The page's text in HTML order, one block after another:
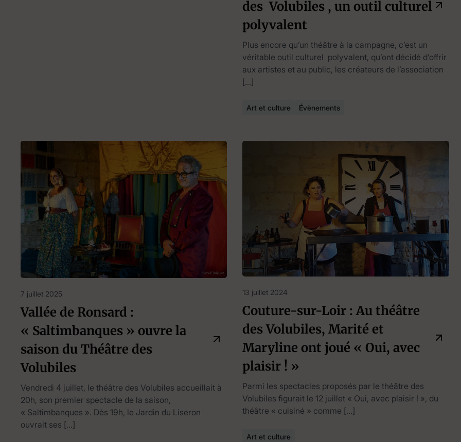
des Volubiles , un outil culturel
polyvalent
Plus encore qu’un théâtre à la campagne, c’est un
véritable outil culturel polyvalent, qu’ont décidé d’offrir
aux artistes et au public, les créateurs de l’association
[…]
Art et culture Évènements
7 juillet 2025
Vallée de Ronsard :
« Saltimbanques » ouvre la
saison du Théâtre des
Volubiles
Vendredi 4 juillet, le théâtre des Volubiles accueillait à
20h, son premier spectacle de la saison,
« Saltimbanques ». Dès 19h, le Jardin du Liseron
ouvrait ses […]
13 juillet 2024
Couture-sur-Loir : Au théâtre
des Volubiles, Marité et
Maryline ont joué « Oui, avec
plaisir ! »
Parmi les spectacles proposés par le théâtre des
Volubiles figurait le 12 juillet « Oui, avec plaisir ! », du
théâtre « cuisiné » comme […]
Art et culture